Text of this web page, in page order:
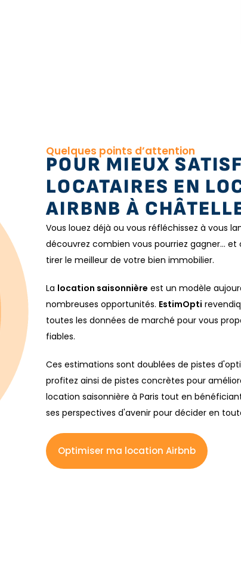
Quelques points d’attention
POUR MIEUX
LOCATAIRES EN
AIRBNB À
Vous louez déjà ou vous réfléchissez à vous
découvrez combien vous pourriez gagner…
tirer le meilleur de votre bien immobilier.
La location saisonnière est un modèle
nombreuses opportunités. EstimOpti
toutes les données de marché pour vous
fiables.
Ces estimations sont doublées de pistes
profitez ainsi de pistes concrètes pour
location saisonnière à Paris tout en
ses perspectives d'avenir pour décider en
Optimiser ma location Airbnb